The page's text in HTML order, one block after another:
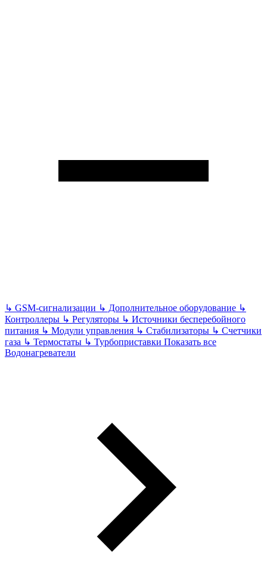
↳ GSM-сигнализации ↳ Дополнительное оборудование ↳
Контроллеры ↳ Регуляторы ↳ Источники бесперебойного
питания ↳ Модули управления ↳ Стабилизаторы ↳ Счетчики
газа ↳ Термостаты ↳ Турбоприставки Показать все
Водонагреватели